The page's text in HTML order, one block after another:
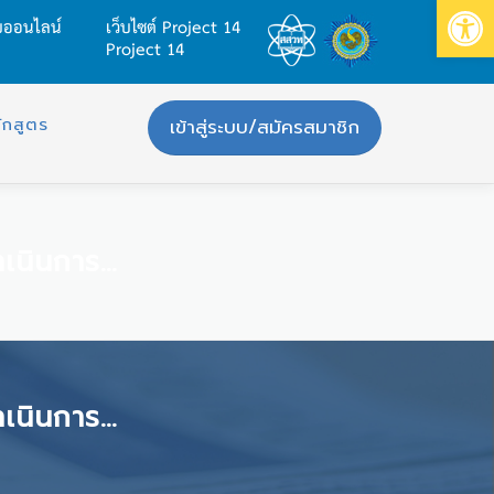
อนไลน์
เว็บไซต์ Project 14
Project 14
สูตร เข้าสู่ระบบ/สมัครสมาชิก
อย่างไร